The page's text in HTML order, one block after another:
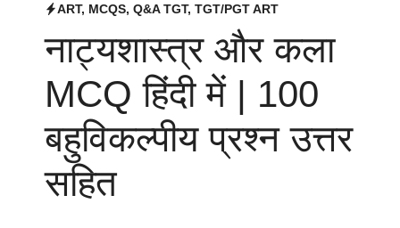
ART, MCQS, Q&A TGT, TGT/PGT ART
नाट्यशास्त्र और कला
MCQ हिंदी में | 100
बहुविकल्पीय प्रश्न उत्तर
सहित